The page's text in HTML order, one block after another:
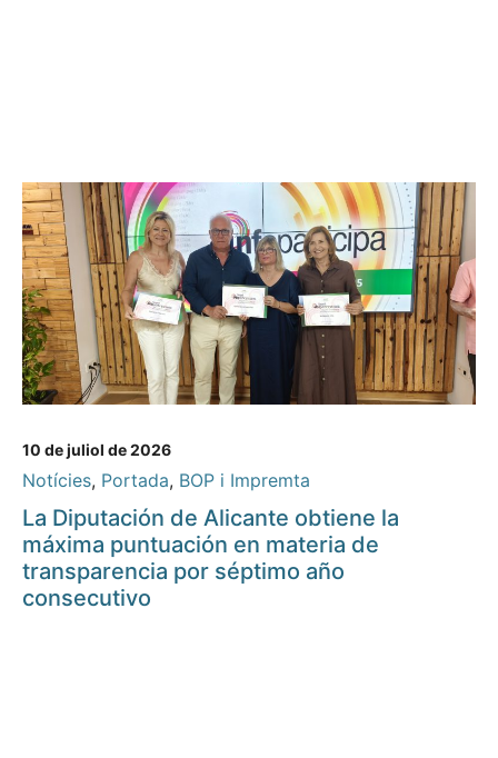
10 de juliol de 2026
Notícies, Portada, BOP i Impremta
La Diputación de Alicante obtiene la
máxima puntuación en materia de
transparencia por séptimo año
consecutivo